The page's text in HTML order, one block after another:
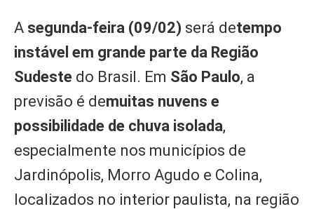
A segunda-feira (09/02) será detempo
instável em grande parte da Região
Sudeste do Brasil. Em São Paulo, a
previsão é demuitas nuvens e
possibilidade de chuva isolada,
especialmente nos municípios de
Jardinópolis, Morro Agudo e Colina,
localizados no interior paulista, na região